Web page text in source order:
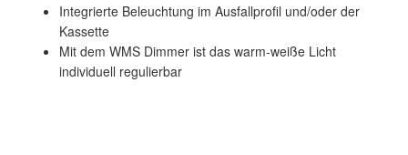
Integrierte Beleuchtung im Ausfallprofil und/oder der
Kassette
Mit dem WMS Dimmer ist das warm-weiße Licht
individuell regulierbar